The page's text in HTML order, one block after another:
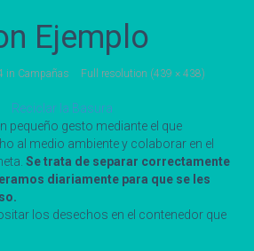
Ejemplo
in Campañas Full resolution (439 × 438)
pequeño gesto mediante el que
al medio ambiente y colaborar en el
Se trata de separar correctamente
diariamente para que se les
los desechos en el contenedor que